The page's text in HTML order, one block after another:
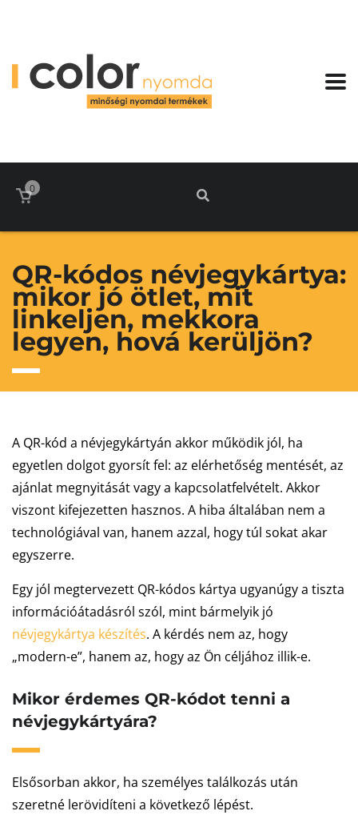
0
QR-kódos névjegykártya:
mikor jó ötlet, mit
linkeljen, mekkora
legyen, hová kerüljön?
A QR-kód a névjegykártyán akkor működik jól, ha
egyetlen dolgot gyorsít fel: az elérhetőség mentését, az
ajánlat megnyitását vagy a kapcsolatfelvételt. Akkor
viszont kifejezetten hasznos. A hiba általában nem a
technológiával van, hanem azzal, hogy túl sokat akar
egyszerre.
Egy jól megtervezett QR-kódos kártya ugyanúgy a tiszta
információátadásról szól, mint bármelyik jó
névjegykártya készítés. A kérdés nem az, hogy
„modern-e”, hanem az, hogy az Ön céljához illik-e.
Mikor érdemes QR-kódot tenni a
névjegykártyára?
Elsősorban akkor, ha személyes találkozás után
szeretné lerövidíteni a következő lépést.